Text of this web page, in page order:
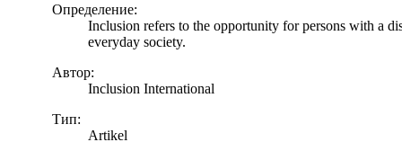
Определение:
Inclusion refers to the opportunity for persons with a
everyday society.
Автор:
Inclusion International
Тип:
Artikel